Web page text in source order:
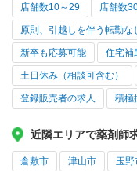
店舗数10～29 店舗数
原則、引越しを伴う転勤な
新卒も応募可能 住宅補
土日休み（相談可含む）
登録販売者の求人 積極
近隣エリアで薬剤師
倉敷市 津山市 玉野